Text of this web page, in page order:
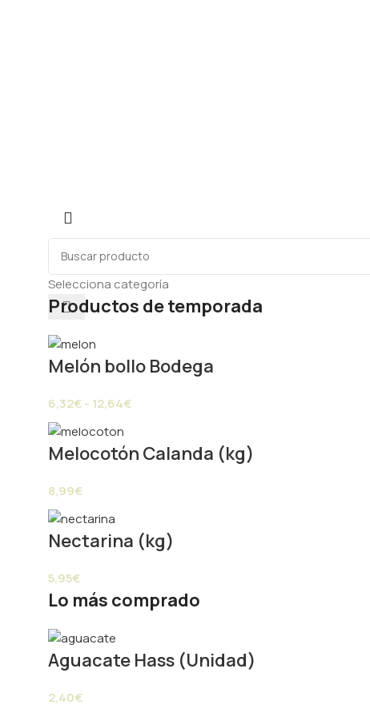
En línea ahora
Selecciona categoría
Productos de temporada
Melón bollo Bodega
6,32€- 12,64€
Melocotón Calanda (kg)
8,99€
Nectarina (kg)
5,95€
Lo más comprado
Aguacate Hass (Unidad)
2,40€